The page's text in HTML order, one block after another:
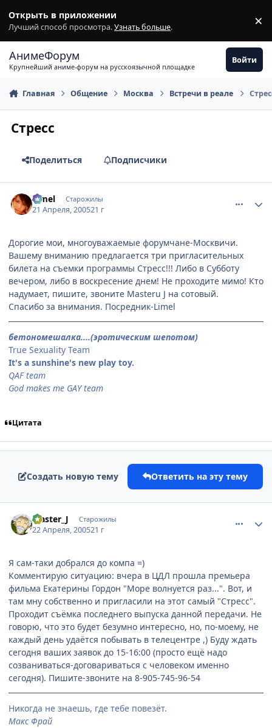
Открыть в приложении
Лучший способ просмотра.Узнать больше. ×
АнимеФорум
Крупнейший аниме-форум на русскоязычной площадке
Войти
Главная Общение Москва Встречи в реале
Стресс
Поделиться Подписчики
Limel Старожилы
21 Апреля, 200521 г
Дорогие мои, многоуважаемые форумчане-Москвичи.
Вашему вниманию предлагается три пригласительных
билета на съемки программы Стресс!!! Либо в Субботу
вечером, либо в воскресение днем! Не проходите мимо! Кто
надумает, пишите, звоните Masteru J на сотовый.
Спасибо за внимания. Посредник-Limel
бетономешалка....(эротическим шепотом)
True Sexuality Team
It's a sunshine's new play toy.
QAF team
God makes me GAY team
Цитата
Создать новую тему Ответить на эту тему
Master_J Старожилы
22 Апреля, 200521 г
Я сам-таки добрался до компа =)
Комментирую ситуацию: вчера в ЦДЛ прошла премьера
фильма Екатерины Гордон "Море волнуется раз...". Вот, и
там мну собственно и пригласили на этот самый "Стресс".
Проходит съёмка последнего выпуска данной передачи. Не
говорю, что это будет безумно интересно, но, по-моему, не
каждый день удаётся побывать в телецентре ,) Буду ждать
сегодня ваших заявок до 15-16:00 (просто ещё надо
созваниваться-договариваться с человеком именно
сегодня). Пишите-звоните на 8-905-745-96-54
Никогда не знаешь, где тебе повезёт.
Макс Фрай